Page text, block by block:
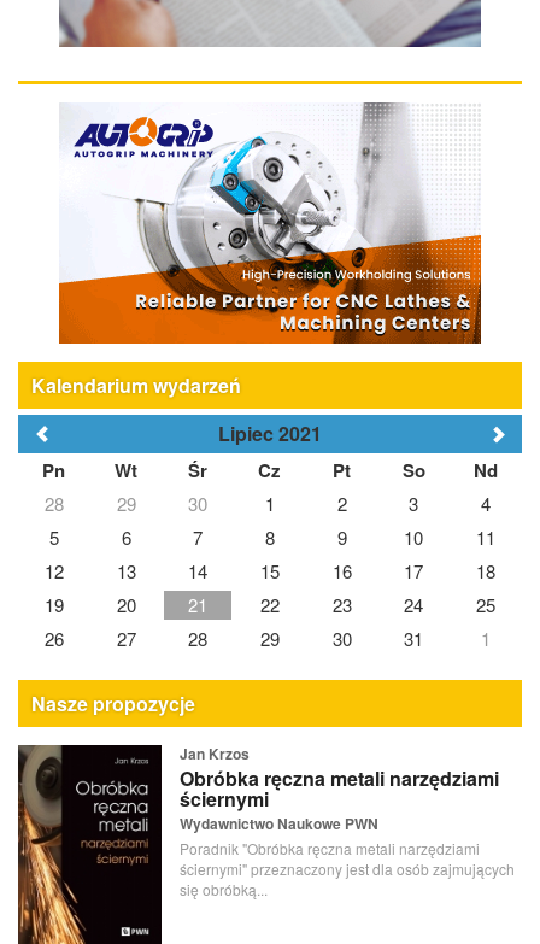
Kalendarium wydarzeń
Lipiec 2021
Pn Wt Śr Cz Pt So Nd
28 29 30 1 2 3
4
5
6 7 8 9 10
11
12
13 14 15 16 17
18
19
20 21 22 23 24
25
26
27 28 29 30 31 1
Nasze propozycje
Jan Krzos
Obróbka ręczna metali narzędziami
ściernymi
Wydawnictwo Naukowe PWN
Poradnik "Obróbka ręczna metali narzędziami
ściernymi" przeznaczony jest dla osób zajmujących
się obróbką...